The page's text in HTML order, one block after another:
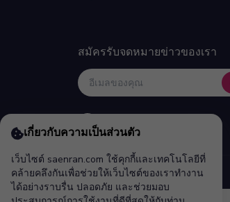
เกี่ยวกับความเป็นส่วนตัว
เว็บไซต์ saenran.com ใช้คุกกี้และเทคโนโลยีที่
คล้ายคลึงกันเพื่อช่วยให้เว็บไซต์ของเราทำงาน
ได้อย่างราบรื่น ปลอดภัย และช่วยมอบ
สมัครรับจดหมายข่าวของเรา